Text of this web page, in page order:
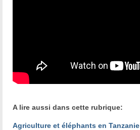
A lire aussi dans cette rubrique:
Agriculture et éléphants en Tanzanie